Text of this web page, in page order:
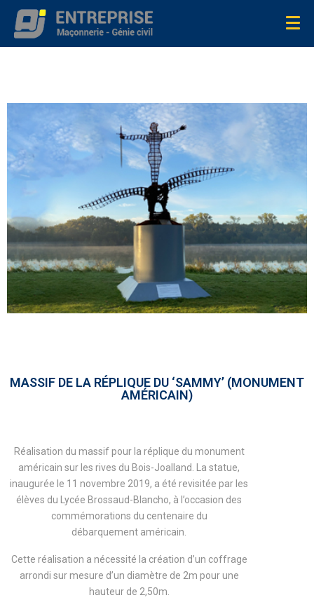
MASSIF DE LA RÉPLIQUE DU ‘SAMMY’ (MONUMENT
AMÉRICAIN)
Réalisation du massif pour la réplique du monument
américain sur les rives du Bois-Joalland. La statue,
inaugurée le 11 novembre 2019, a été revisitée par les
élèves du Lycée Brossaud-Blancho, à l’occasion des
commémorations du centenaire du
débarquement américain.
Cette réalisation a nécessité la création d’un coffrage
arrondi sur mesure d’un diamètre de 2m pour une
hauteur de 2,50m.